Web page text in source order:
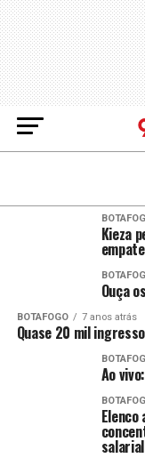
Kieza
Ouça
BOTAFOGO 7 anos atrás
Quase 20 mil
Ao
salarial